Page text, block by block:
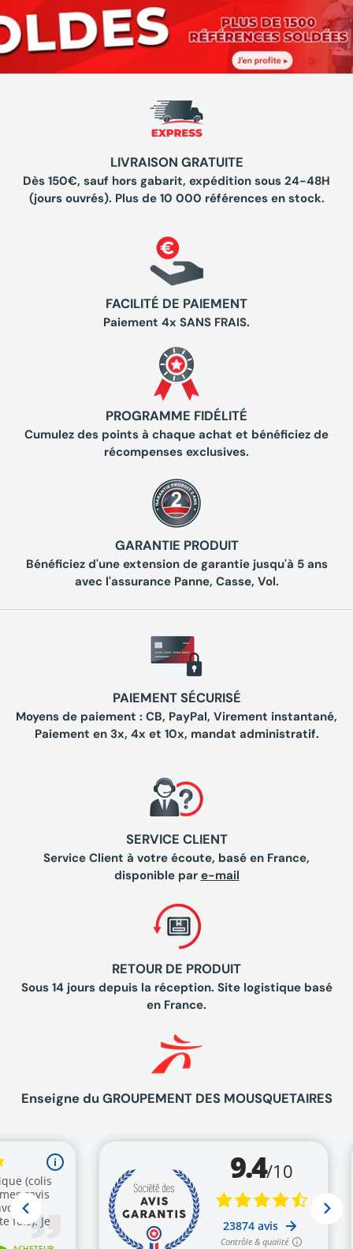
LIVRAISON GRATUITE
Dès 150€, sauf hors gabarit, expédition sous 24-48H
(jours ouvrés). Plus de 10 000 références en stock.
FACILITÉ DE PAIEMENT
Paiement 4x SANS FRAIS.
PROGRAMME FIDÉLITÉ
Cumulez des points à chaque achat et bénéficiez de
récompenses exclusives.
GARANTIE PRODUIT
Bénéficiez d'une extension de garantie jusqu'à 5 ans
avec l'assurance Panne, Casse, Vol.
PAIEMENT SÉCURISÉ
Moyens de paiement : CB, PayPal, Virement instantané,
Paiement en 3x, 4x et 10x, mandat administratif.
SERVICE CLIENT
Service Client à votre écoute, basé en France,
disponible par e-mail
RETOUR DE PRODUIT
Sous 14 jours depuis la réception. Site logistique basé
en France.
Enseigne du GROUPEMENT DES MOUSQUETAIRES